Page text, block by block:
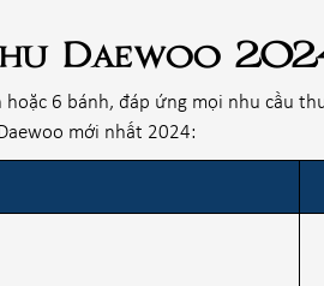
Daewoo
6 bánh, đáp ứng mọi nhu cầu
mới nhất 2024: